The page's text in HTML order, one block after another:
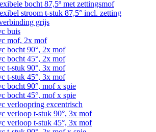
bocht 87,5º met zettingsmof
stroom t-stuk 87,5° incl. zetting
grijs
buis
mof, 2x mof
bocht 90°, 2x mof
bocht 45°, 2x mof
t-stuk 90°, 3x mof
t-stuk 45°, 3x mof
bocht 90°, mof x spie
bocht 45°, mof x spie
verloopring excentrisch
verloop t-stuk 90°, 3x mof
verloop t-stuk 45°, 3x mof